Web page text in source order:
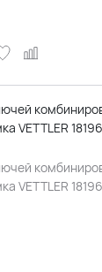
VETTLER 18196
VETTLER 18196